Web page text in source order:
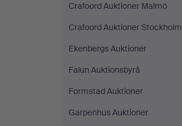
Crafoord Auktioner Malmö
Crafoord Auktioner Stockholm
Ekenbergs Auktioner
Falun Auktionsbyrå
Formstad Auktioner
Garpenhus Auktioner